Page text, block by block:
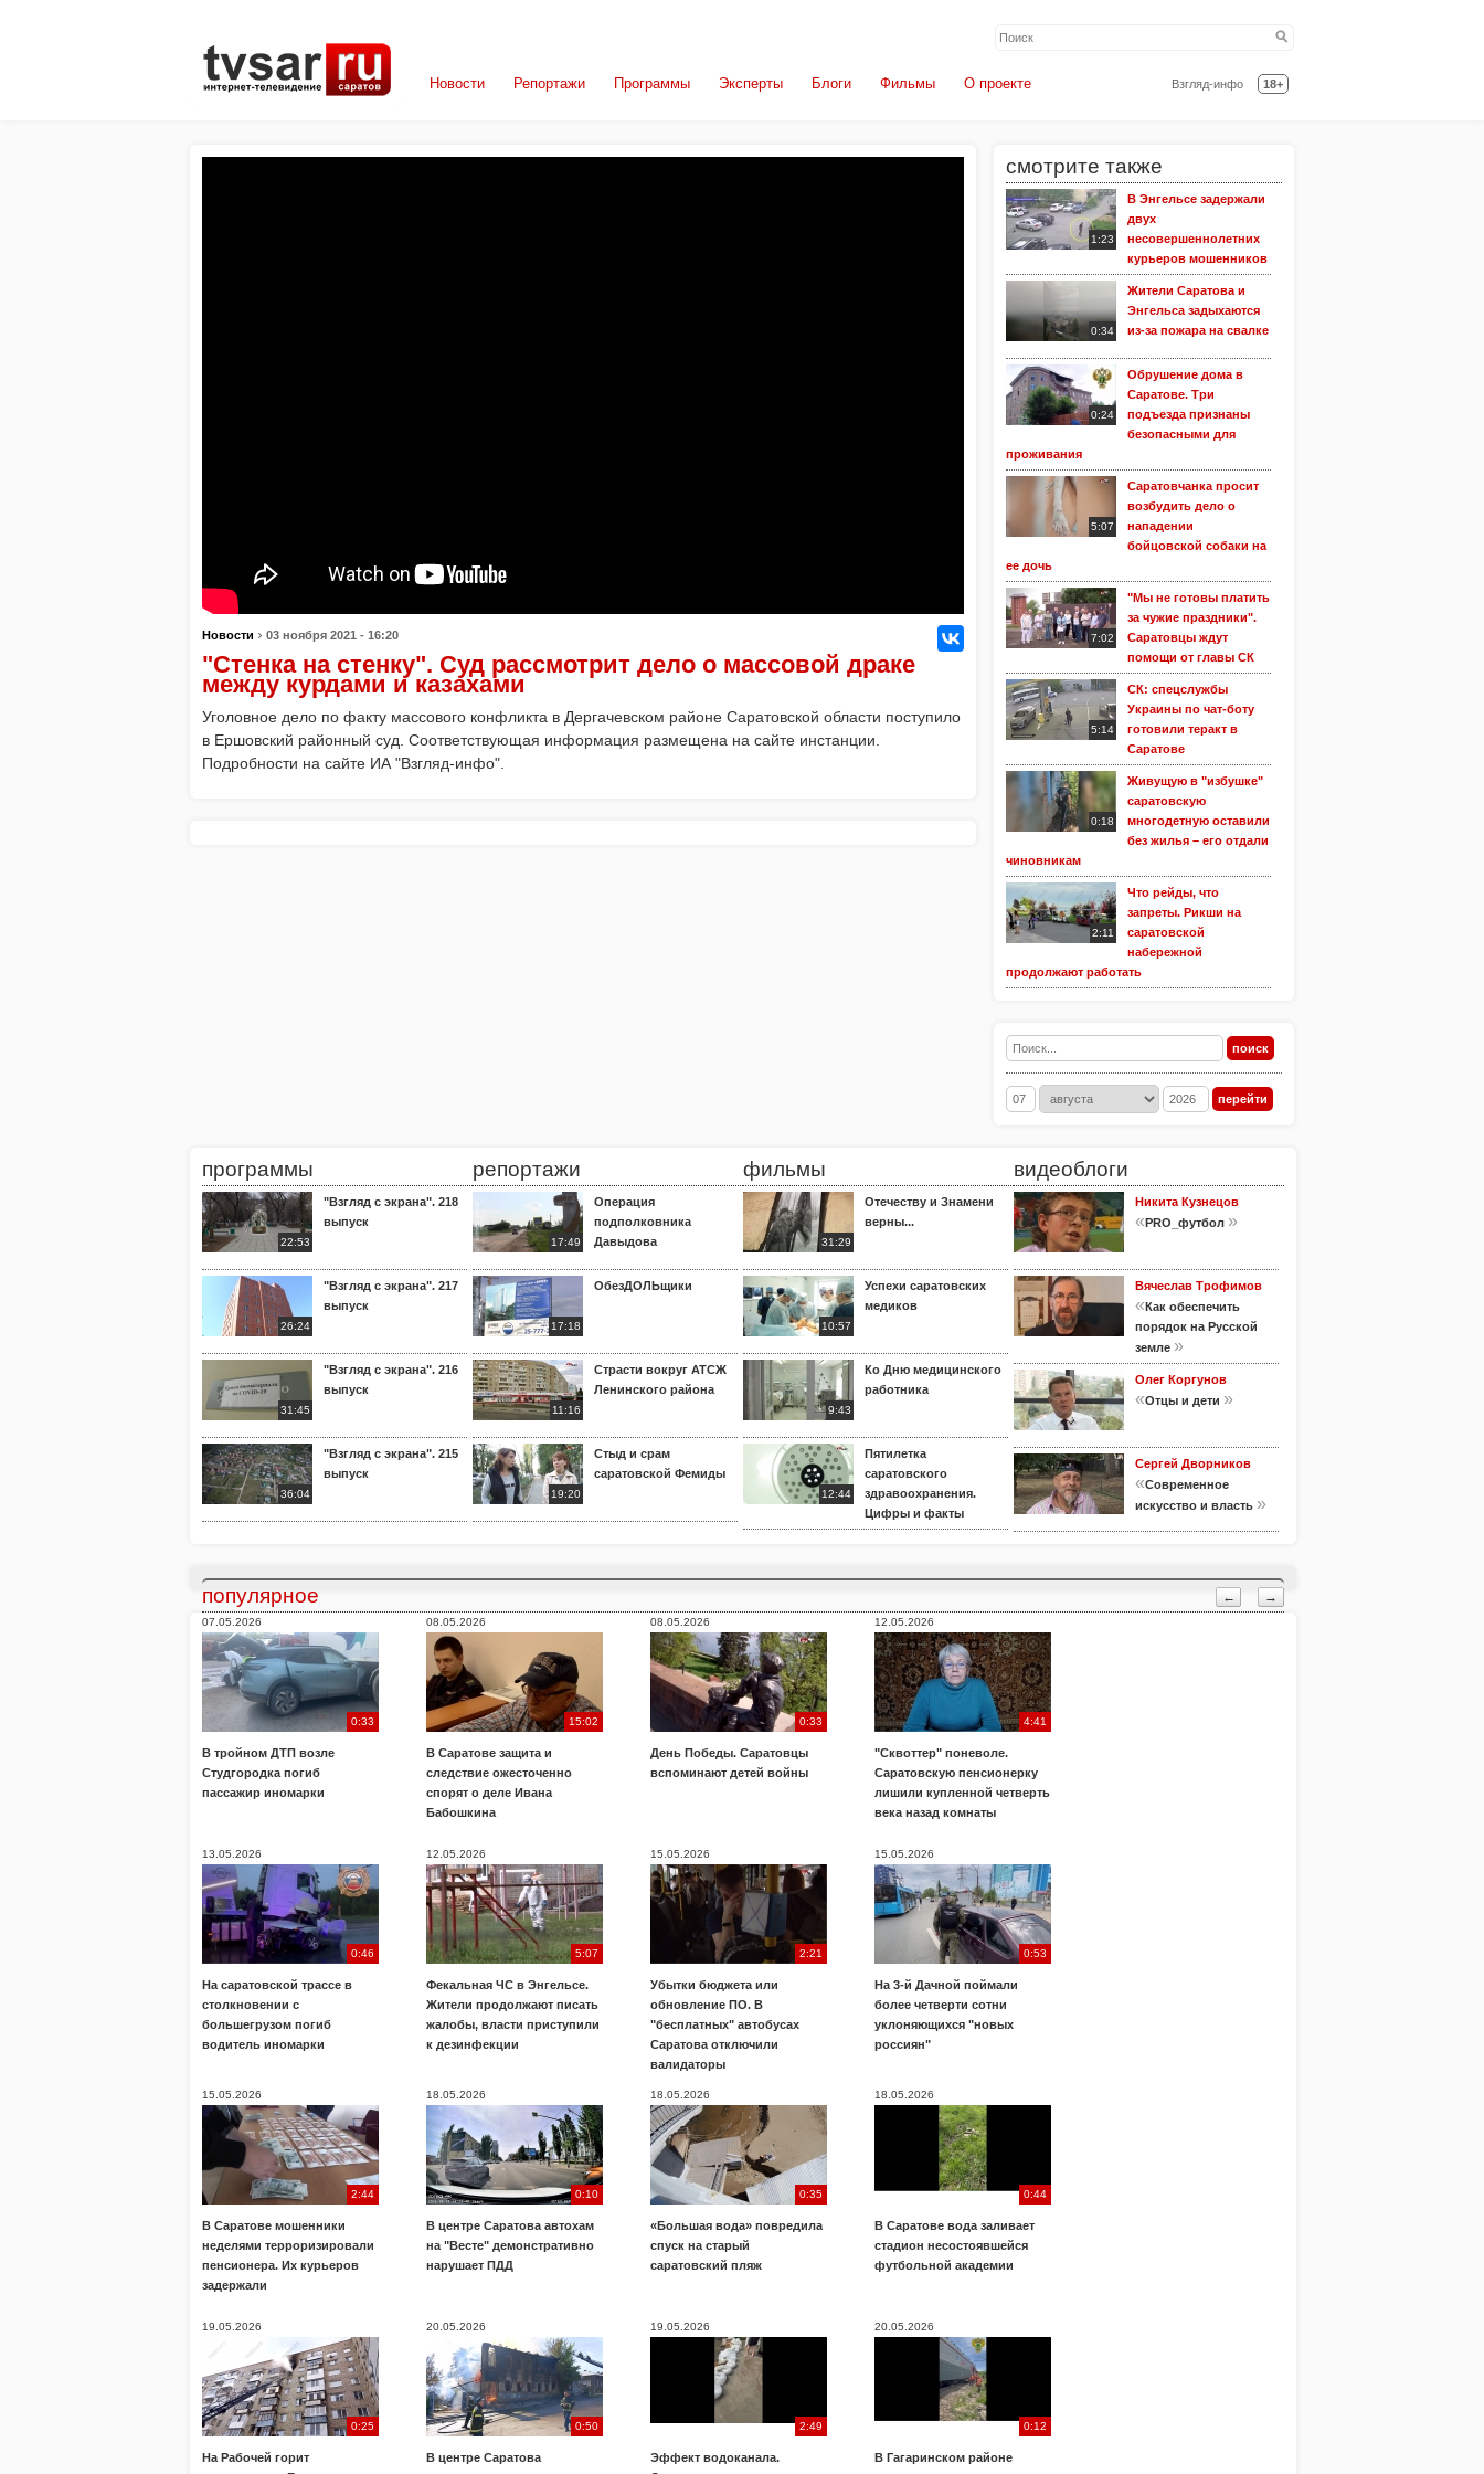
Взгляд-инфо 18+
Новости Репортажи Программы Эксперты Блоги Фильмы О проекте
смотрите также
1:23
В Энгельсе задержали
двух
несовершеннолетних
курьеров мошенников
0:34
Жители Саратова и
Энгельса задыхаются
из-за пожара на свалке
0:24
Обрушение дома в
Саратове. Три
подъезда признаны
безопасными для
проживания
5:07
Саратовчанка просит
возбудить дело о
нападении
бойцовской собаки на
ее дочь
7:02
"Мы не готовы платить
за чужие праздники".
Саратовцы ждут
помощи от главы СК
5:14
СК: спецслужбы
Украины по чат-боту
готовили теракт в
Саратове
0:18
Живущую в "избушке"
саратовскую
многодетную оставили
без жилья – его отдали
чиновникам
2:11
Что рейды, что
запреты. Рикши на
саратовской
набережной
продолжают работать
Новости › 03 ноября 2021 - 16:20
"Стенка на стенку". Суд рассмотрит дело о массовой драке
между курдами и казахами
Уголовное дело по факту массового конфликта в Дергачевском районе Саратовской области поступило
в Ершовский районный суд. Соответствующая информация размещена на сайте инстанции.
Подробности на сайте ИА "Взгляд-инфо".
программы
22:53
"Взгляд с экрана". 218
выпуск
26:24
"Взгляд с экрана". 217
выпуск
31:45
"Взгляд с экрана". 216
выпуск
36:04
"Взгляд с экрана". 215
выпуск
репортажи
17:49
Операция
подполковника
Давыдова
17:18
ОбезДОЛЬщики
11:16
Страсти вокруг АТСЖ
Ленинского района
19:20
Стыд и срам
саратовской Фемиды
фильмы
31:29
Отечеству и Знамени
верны...
10:57
Успехи саратовских
медиков
9:43
Ко Дню медицинского
работника
12:44
Пятилетка
саратовского
здравоохранения.
Цифры и факты
видеоблоги
Никита Кузнецов
«PRO_футбол »
Вячеслав Трофимов
«Как обеспечить
порядок на Русской
земле »
Олег Коргунов
«Отцы и дети »
Сергей Дворников
«Современное
искусство и власть »
← →
популярное
07.05.2026
0:33
В тройном ДТП возле
Студгородка погиб
пассажир иномарки
08.05.2026
15:02
В Саратове защита и
следствие ожесточенно
спорят о деле Ивана
Бабошкина
08.05.2026
0:33
День Победы. Саратовцы
вспоминают детей войны
12.05.2026
4:41
"Сквоттер" поневоле.
Саратовскую пенсионерку
лишили купленной четверть
века назад комнаты
13.05.2026
0:46
На саратовской трассе в
столкновении с
большегрузом погиб
водитель иномарки
12.05.2026
5:07
Фекальная ЧС в Энгельсе.
Жители продолжают писать
жалобы, власти приступили
к дезинфекции
15.05.2026
2:21
Убытки бюджета или
обновление ПО. В
"бесплатных" автобусах
Саратова отключили
валидаторы
15.05.2026
0:53
На 3-й Дачной поймали
более четверти сотни
уклоняющихся "новых
россиян"
15.05.2026
2:44
В Саратове мошенники
неделями терроризировали
пенсионера. Их курьеров
задержали
18.05.2026
0:10
В центре Саратова автохам
на "Весте" демонстративно
нарушает ПДД
18.05.2026
0:35
«Большая вода» повредила
спуск на старый
саратовский пляж
18.05.2026
0:44
В Саратове вода заливает
стадион несостоявшейся
футбольной академии
19.05.2026
0:25
На Рабочей горит
20.05.2026
0:50
В центре Саратова
19.05.2026
2:49
Эффект водоканала.
20.05.2026
0:12
В Гагаринском районе